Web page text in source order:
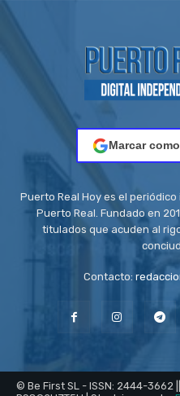
Marcar
Puerto Real Hoy es el
Puerto Real. Fundado en
titulados que acuden al
Contacto:
© Be First SL - ISSN: 2444-3662